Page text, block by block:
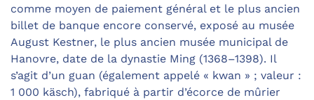
comme moyen de paiement général et le plus ancien
billet de banque encore conservé, exposé au musée
August Kestner, le plus ancien musée municipal de
Hanovre, date de la dynastie Ming (1368–1398). Il
s’agit d’un guan (également appelé « kwan » ; valeur :
1 000 käsch), fabriqué à partir d’écorce de mûrier